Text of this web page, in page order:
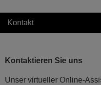
Kontakt
Kontaktieren Sie uns
Unser virtueller Online-